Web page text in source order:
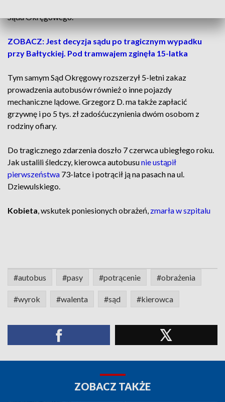
Sądu Okręgowego.
ZOBACZ: Jest decyzja sądu po tragicznym wypadku
przy Bałtyckiej. Pod tramwajem zginęła 15-latka
Tym samym Sąd Okręgowy rozszerzył 5-letni zakaz
prowadzenia autobusów również o inne pojazdy
mechaniczne lądowe. Grzegorz D. ma także zapłacić
grzywnę i po 5 tys. zł zadośćuczynienia dwóm osobom z
rodziny ofiary.
Do tragicznego zdarzenia doszło 7 czerwca ubiegłego roku.
Jak ustalili śledczy, kierowca autobusunie ustąpił
pierwszeństwa 73-latce i potrącił ją na pasach na ul.
Dziewulskiego.
Kobieta, wskutek poniesionych obrażeń, zmarła w szpitalu
#autobus #pasy #potrącenie #obrażenia
#wyrok #walenta #sąd #kierowca
ZOBACZ TAKŻE